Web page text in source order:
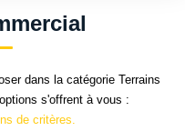
Plus de critères
dans la catégorie Terrains
s'offrent à vous :
de critères.